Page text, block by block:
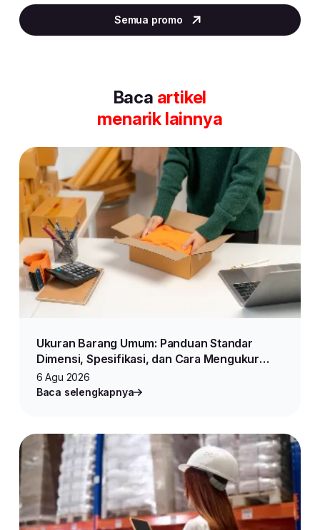
2
of
Semua promo
Baca artikel
menarik lainnya
Ukuran Barang Umum: Panduan Standar
Dimensi, Spesifikasi, dan Cara Mengukur
Produk untuk Jualan Online
6 Agu 2026
Baca selengkapnya